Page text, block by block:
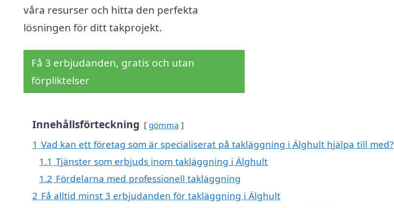
våra resurser och hitta den perfekta
lösningen för ditt takprojekt.
Få 3 erbjudanden, gratis och utan
förpliktelser
Innehållsförteckning gömma
1 Vad kan ett företag som är specialiserat på takläggning i Älghult hjälpa till med?
1.1 Tjänster som erbjuds inom takläggning i Älghult
1.2 Fördelarna med professionell takläggning
2 Få alltid minst 3 erbjudanden för takläggning i Älghult